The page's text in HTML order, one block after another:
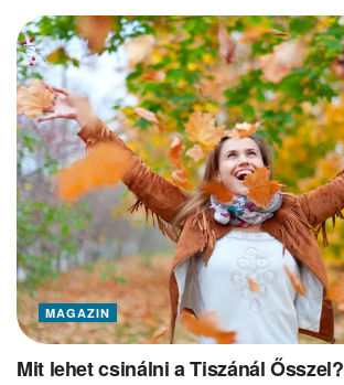
MAGAZIN
Mit lehet csinálni a Tiszánál Ősszel?